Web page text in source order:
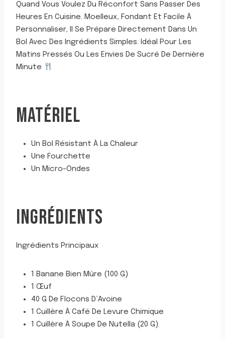
Quand Vous Voulez Du Réconfort Sans Passer Des
Heures En Cuisine. Moelleux, Fondant Et Facile À
Personnaliser, Il Se Prépare Directement Dans Un
Bol Avec Des Ingrédients Simples. Idéal Pour Les
Matins Pressés Ou Les Envies De Sucré De Dernière
Minute
MATÉRIEL
Un Bol Résistant À La Chaleur
Une Fourchette
Un Micro-Ondes
INGRÉDIENTS
Ingrédients Principaux
1 Banane Bien Mûre (100 G)
1 Œuf
40 G De Flocons D’Avoine
1 Cuillère À Café De Levure Chimique
1 Cuillère À Soupe De Nutella (20 G)